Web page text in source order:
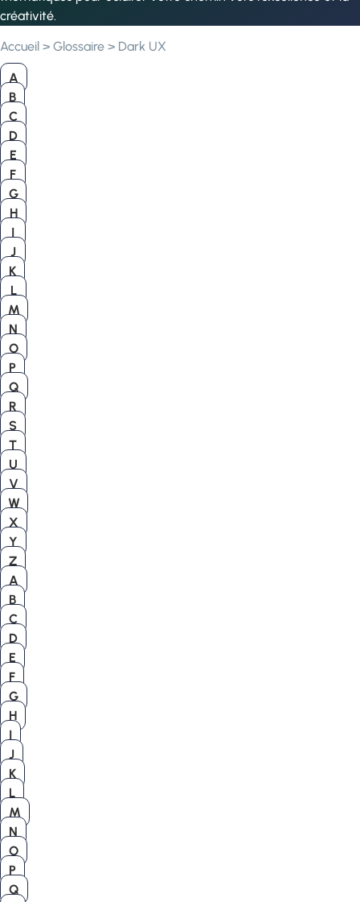
créativité.
Accueil > Glossaire > Dark UX
A
B
C
D
E
F
G
H
I
J
K
L
M
N
O
P
Q
R
S
T
U
V
W
X
Y
Z
A
B
C
D
E
F
G
H
I
J
K
L
M
N
O
P
Q